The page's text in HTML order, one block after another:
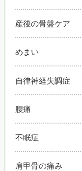
産後の骨盤ケア
めまい
自律神経失調症
腰痛
不眠症
肩甲骨の痛み